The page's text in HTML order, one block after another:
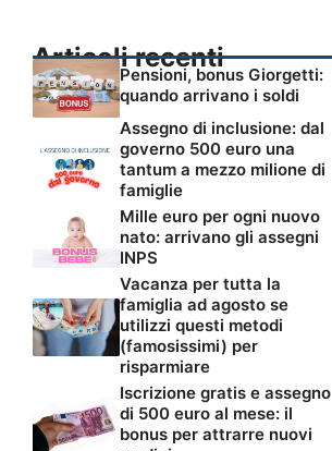
Articoli recenti
Pensioni, bonus Giorgetti:
quando arrivano i soldi
Assegno di inclusione: dal
governo 500 euro una
tantum a mezzo milione di
famiglie
Mille euro per ogni nuovo
nato: arrivano gli assegni
INPS
Vacanza per tutta la
famiglia ad agosto se
utilizzi questi metodi
(famosissimi) per
risparmiare
Iscrizione gratis e assegno
di 500 euro al mese: il
bonus per attrarre nuovi